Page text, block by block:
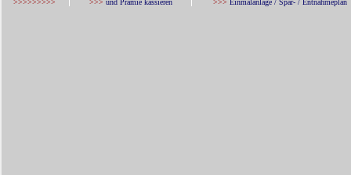
>>>>>>>>> >>> und Prämie kassieren >>> Einmalanlage / Spar- / Entnahmeplan